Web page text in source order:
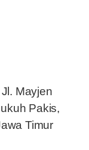
Mayjen
Pakis,
Timur